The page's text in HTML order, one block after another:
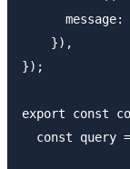
message:
    }),
});
export const
const query